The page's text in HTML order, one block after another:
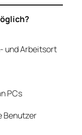
und Arbeitsort
PCs
Benutzer